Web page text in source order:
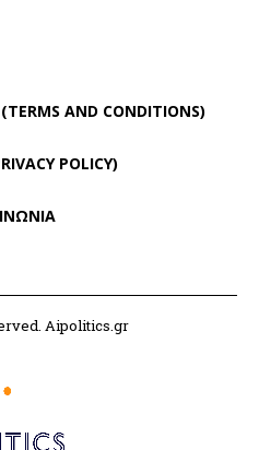
AND CONDITIONS)
POLICY)
Aipolitics.gr